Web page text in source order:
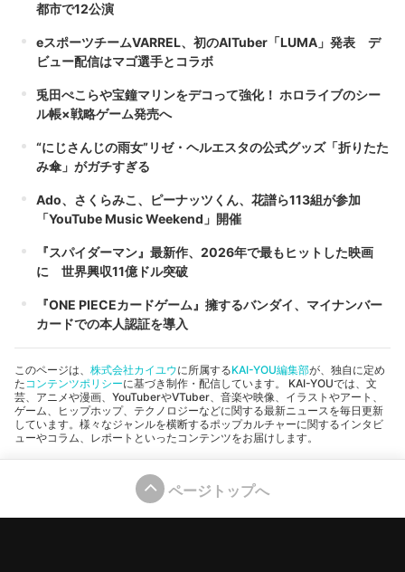
都市で12公演
eスポーツチームVARREL、初のAITuber「LUMA」発表 デ
ビュー配信はマゴ選手とコラボ
兎田ぺこらや宝鐘マリンをデコって強化！ ホロライブのシー
ル帳×戦略ゲーム発売へ
“にじさんじの雨女”リゼ・ヘルエスタの公式グッズ「折りたた
み傘」がガチすぎる
Ado、さくらみこ、ピーナッツくん、花譜ら113組が参加
「YouTube Music Weekend」開催
『スパイダーマン』最新作、2026年で最もヒットした映画
に 世界興収11億ドル突破
『ONE PIECEカードゲーム』擁するバンダイ、マイナンバー
カードでの本人認証を導入
このページは、 株式会社カイユウに所属するKAI-YOU編集部が、独自に定め
たコンテンツポリシーに基づき制作・配信しています。 KAI-YOUでは、文
芸、アニメや漫画、YouTuberやVTuber、音楽や映像、イラストやアート、
ゲーム、ヒップホップ、テクノロジーなどに関する最新ニュースを毎日更新
しています。様々なジャンルを横断するポップカルチャーに関するインタビ
ューやコラム、レポートといったコンテンツをお届けします。
ページトップへ